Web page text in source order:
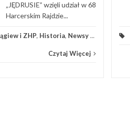
„JĘDRUSIE” wzięli udział w 68
Harcerskim Rajdzie...
i ZHP, Historia, Newsy...
Czytaj Więcej